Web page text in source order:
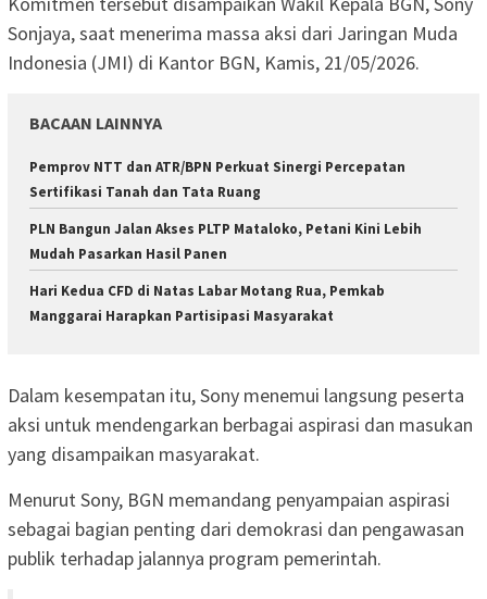
Sonjaya, saat menerima massa aksi dari Jaringan Muda
Indonesia (JMI) di Kantor BGN, Kamis, 21/05/2026.
BACAAN LAINNYA
Pemprov NTT dan ATR/BPN Perkuat Sinergi Percepatan
Sertifikasi Tanah dan Tata Ruang
PLN Bangun Jalan Akses PLTP Mataloko, Petani Kini Lebih
Mudah Pasarkan Hasil Panen
Hari Kedua CFD di Natas Labar Motang Rua, Pemkab
Manggarai Harapkan Partisipasi Masyarakat
Dalam kesempatan itu, Sony menemui langsung peserta
aksi untuk mendengarkan berbagai aspirasi dan masukan
yang disampaikan masyarakat.
Menurut Sony, BGN memandang penyampaian aspirasi
sebagai bagian penting dari demokrasi dan pengawasan
publik terhadap jalannya program pemerintah.